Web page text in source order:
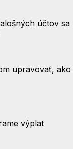
účtov sa
upravovať, ako
výplat